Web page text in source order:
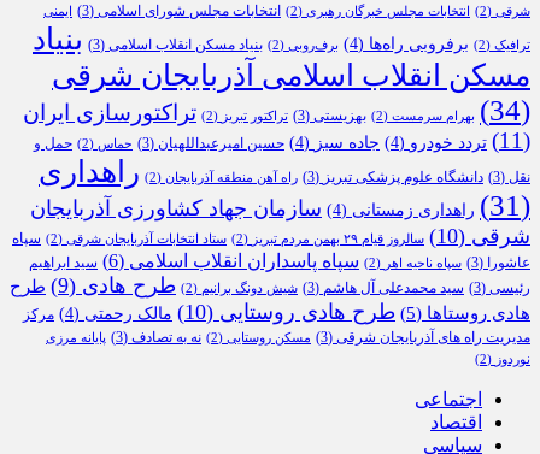
شرقی (2) انتخابات مجلس خبرگان رهبری (2) انتخابات مجلس شورای اسلامی (3) ایمنی
ترافیک (2) برفروبی راه‌ها (4) برف‌روبی (2) بنیاد مسکن انقلاب اسلامی (3)
بنیاد
مسکن انقلاب اسلامی آذربایجان شرقی
(34)
بهرام سرمست (2) بهزیستی (3) تراکتور تبریز (2)
تراکتورسازی ایران
(11)
تردد خودرو (4) جاده سبز (4) حسین امیرعبداللهیان (3) حماس (2)
حمل و
نقل (3) دانشگاه علوم پزشکی تبریز (3) راه آهن منطقه آذربایجان (2)
راهداری
(31)
راهداری زمستانی (4)
سازمان جهاد کشاورزی آذربایجان
شرقی (10) سالروز قیام ۲۹ بهمن مردم تبریز (2) ستاد انتخابات آذربایجان شرقی (2)
سپاه
عاشورا (3) سپاه ناحیه اهر (2) سپاه پاسداران انقلاب اسلامی (6)
سید ابراهیم
رئیسی (3) سید محمدعلی آل هاشم (3) شیش دونگ برانیم (2) طرح هادی (9)
طرح
هادی روستاها (5) طرح هادی روستایی (10) مالک رحمتی (4)
مرکز
مدیریت راه های آذربایجان شرقی (3) مسکن روستایی (2) نه به تصادف (3)
پایانه مرزی
نوردوز (2)
اجتماعی
اقتصاد
سیاسی